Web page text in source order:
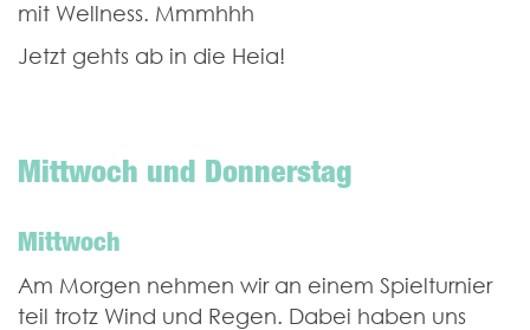
mit Wellness. Mmmhhh
Jetzt gehts ab in die Heia!
Mittwoch und Donnerstag
Mittwoch
Am Morgen nehmen wir an einem Spielturnier
teil trotz Wind und Regen. Dabei haben uns